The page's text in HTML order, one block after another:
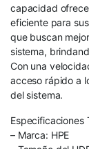
capacidad
eficiente para
que buscan
sistema,
Con una
acceso rápido a
del sistema.
Especificaciones
– Marca: HPE